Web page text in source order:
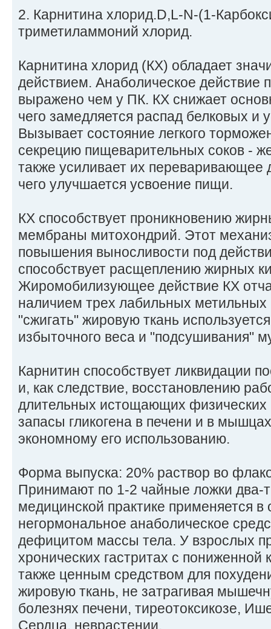
2. Карнитина хлорид.D,L-N-(1-
триметиламмоний хлорид.
Карнитина хлорид (КХ) обладает
действием. Анаболическое действие
выражено чем у ПК. КХ снижает
чего замедляется распад белковых и
Вызывает состояние легкого
секрецию пищеварительных соков -
также усиливает их переваривающее
чего улучшается усвоение пищи.
КХ способствует проникновению
мембраны митохондрий. Этот
повышения выносливости под
способствует расщеплению жирных
Жиромобилизующее действие КХ
наличием трех лабильных метильных
"сжигать" жировую ткань
избыточного веса и "подсушивания"
Карнитин способствует ликвидации
и, как следствие, восстановлению
длительных истощающих физических
запасы гликогена в печени и в
экономному его использованию.
Форма выпуска: 20% раствор во
Принимают по 1-2 чайные ложки два-
медицинской практике применяется в
негормональное анаболическое
дефицитом массы тела. У взрослых
хронических гастритах с пониженной
также ценным средством для
жировую ткань, не затрагивая
болезнях печени, тиреотоксикозе,
Сердца, неврастении.